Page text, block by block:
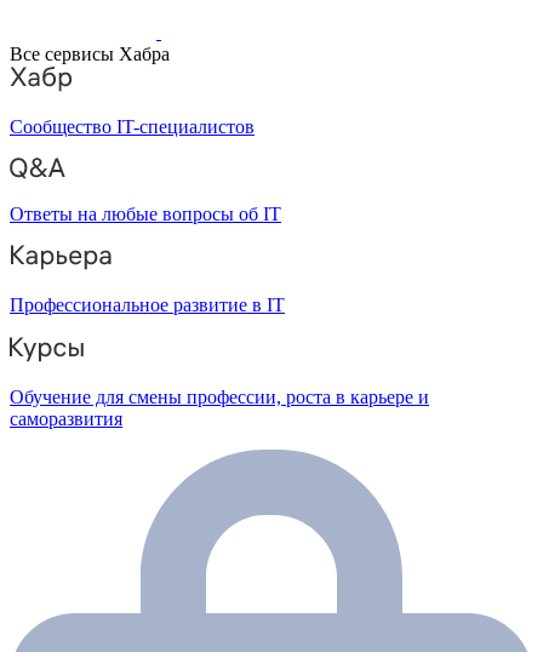
Все сервисы Хабра
Сообщество IT-специалистов
Ответы на любые вопросы об IT
Профессиональное развитие в IT
Обучение для смены профессии, роста в карьере и
саморазвития